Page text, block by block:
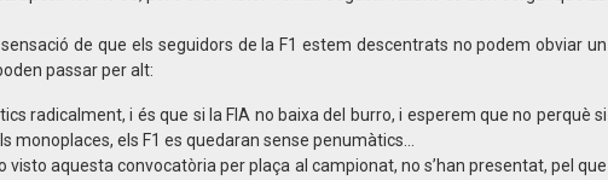
de que els seguidors de la F1 estem descentrats no podem obviar un
passar per alt:
radicalment, i és que si la FIA no baixa del burro, i esperem que no perquè si
els F1 es quedaran sense penumàtics…
visto aquesta convocatòria per plaça al campionat, no s’han presentat, pel que